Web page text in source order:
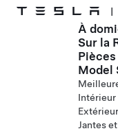
Passer au contenu principal
|
À
Sur la
Model
Intérieur
Extérieur
Jantes